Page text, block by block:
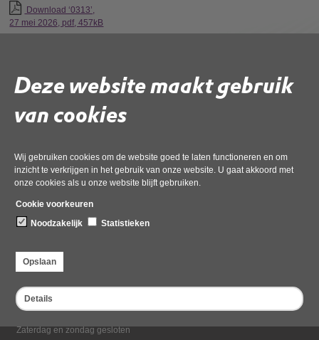
Deze website maakt gebruik
van cookies
Wij gebruiken cookies om de website goed te laten functioneren en om
inzicht te verkrijgen in het gebruik van onze website. U gaat akkoord met
onze cookies als u onze website blijft gebruiken.
Cookie voorkeuren
Noodzakelijk
Statistieken
Opslaan
Details
Download ‘0313’,
27 mei 2026, pdf, 457kB
Bezoekadres
Dampten 2, 1624 NR Hoorn
Postbus 2095, 1620 EB Hoorn
Openingstijden kantoor
Maandag tot en met vrijdag*
van 08:00 tot 16:30
Zaterdag en zondag gesloten